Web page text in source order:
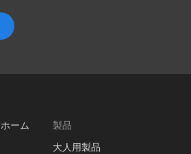
ホーム 製品
大人用製品